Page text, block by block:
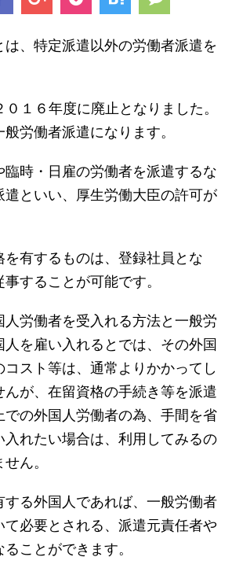
、特定派遣以外の労働者派遣を
１６年度に廃止となりました。
労働者派遣になります。
時・日雇の労働者を派遣するな
遣といい、厚生労働大臣の許可が
有するものは、登録社員とな
することが可能です。
労働者を受入れる方法と一般労
を雇い入れるとでは、その外国
コスト等は、通常よりかかってし
んが、在留資格の手続き等を派遣
での外国人労働者の為、手間を省
入れたい場合は、利用してみるの
ん。
する外国人であれば、一般労働者
必要とされる、派遣元責任者や
ことができます。